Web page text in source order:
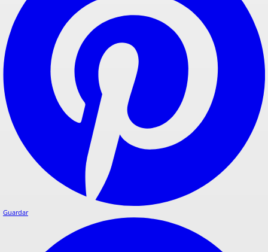
Guardar